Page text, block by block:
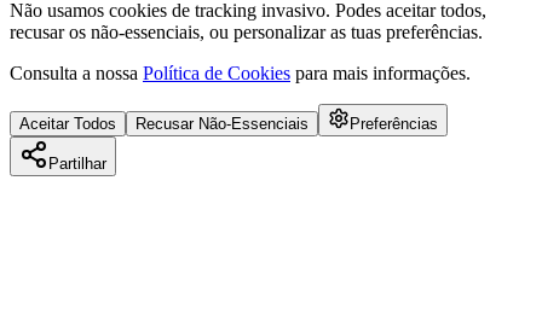
Não usamos cookies de tracking invasivo. Podes aceitar todos,
recusar os não-essenciais, ou personalizar as tuas preferências.
Consulta a nossa Política de Cookies para mais informações.
Aceitar Todos Recusar Não-Essenciais Preferências
Partilhar